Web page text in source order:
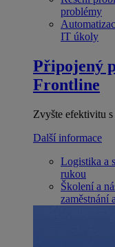
problémy
IT úkoly
Připojený
Frontline
Zvyšte efektivitu
Další informace
Logistika a
rukou
Školení a
zaměstnání